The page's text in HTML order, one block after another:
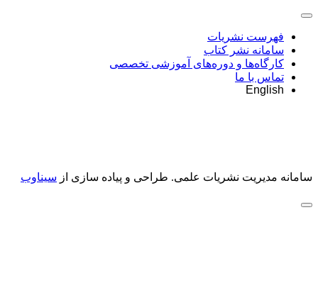
فهرست نشریات
سامانه نشر کتاب
کارگاه‌ها و دوره‌های آموزشی تخصصی
تماس با ما
English
سامانه مدیریت نشریات علمی. طراحی و پیاده سازی از سیناوب